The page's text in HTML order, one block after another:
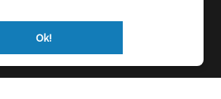
Privacy
Ok!